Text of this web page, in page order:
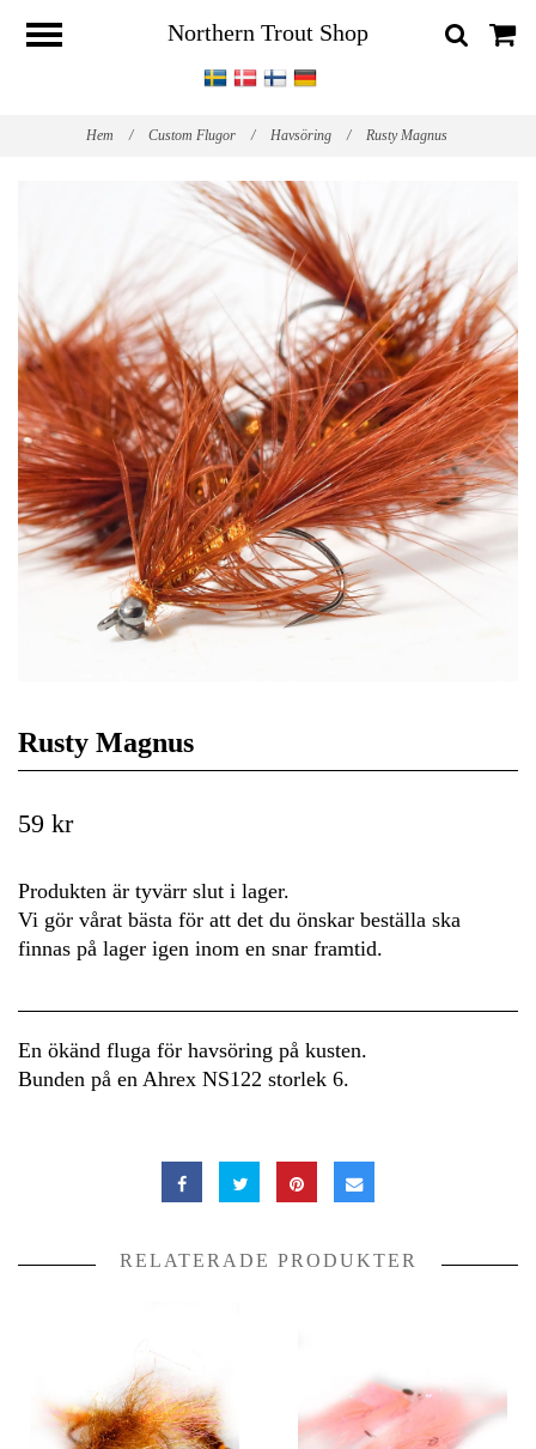
Northern Trout Shop
Hem / Custom Flugor / Havsöring / Rusty Magnus
Rusty Magnus
59 kr
Produkten är tyvärr slut i lager.
Vi gör vårat bästa för att det du önskar beställa ska
finnas på lager igen inom en snar framtid.
En ökänd fluga för havsöring på kusten.
Bunden på en Ahrex NS122 storlek 6.
RELATERADE PRODUKTER